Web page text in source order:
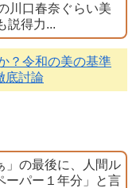
川口春奈ぐらい美
説得力...
？令和の美の基準
底討論
」の最後に、人間ル
ーパー１年分」と言